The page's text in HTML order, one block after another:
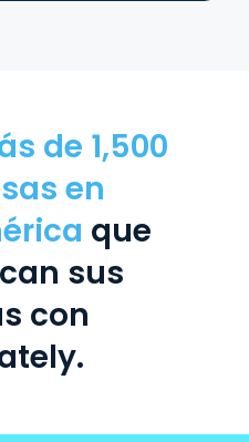
de 1,500
en
que
sus
con